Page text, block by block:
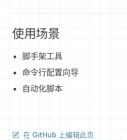
使用场景
脚手架工具
命令行配置向导
自动化脚本
在 GitHub 上编辑此页